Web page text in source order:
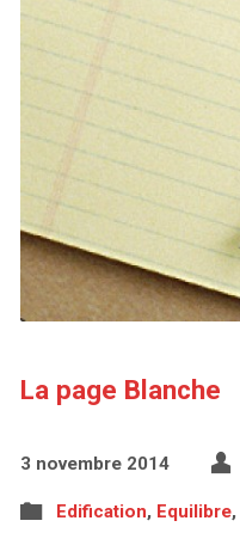
La page Blanche
3 novembre 2014
Edification, Equilibre,